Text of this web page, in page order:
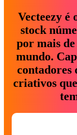
Vecteezy é
stock
por mais
mundo.
contadores
criativos